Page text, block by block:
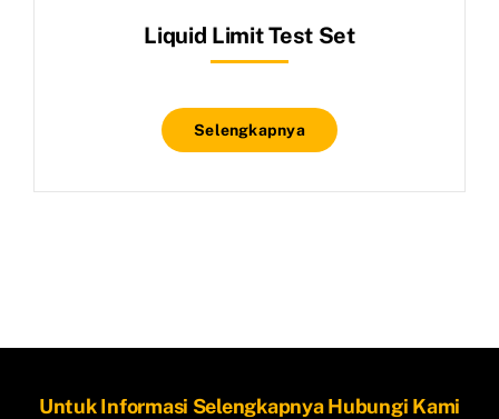
Liquid Limit Test Set
Selengkapnya
Untuk Informasi Selengkapnya Hubungi Kami